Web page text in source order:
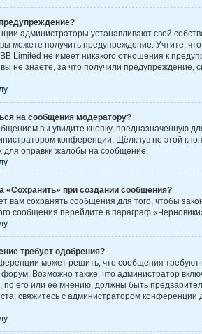
администраторы устанавливают свой
можете получить предупреждение. Учтите,
Limited не имеет никакого отношения к
не знаете, за что получили предупреждение,
на сообщения модератору?
вы увидите кнопку, предназначенную
конференции. Щёлкнув по этой
для оправки жалобы на сообщение.
«Сохранить» при создании сообщения?
вам сохранять сообщения для того, чтобы
сообщения перейдите в параграф
требует одобрения?
может решить, что сообщения требуют
Возможно также, что администратор
по его или её мнению, должны быть
свяжитесь с администратором конференции